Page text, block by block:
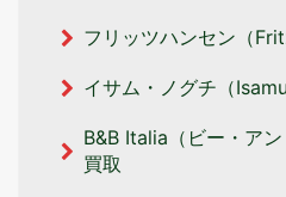
フリッツハンセン（
イサム・ノグチ（
B&B Italia（ビー・ア
買取